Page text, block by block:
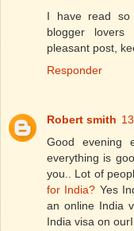
I have read so
blogger
pleasant post,
Responder
Robert smith
Good evening
everything is
you.. Lot of
for India? Yes
an online India
India visa on